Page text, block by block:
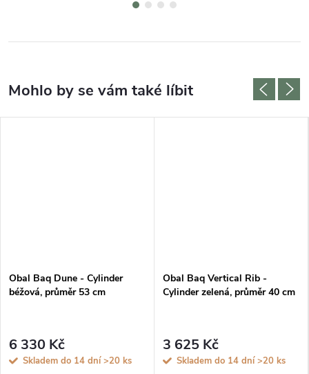
Obal Baq Dune - Cylinder
béžová, průměr 53 cm
6 330 Kč
Skladem do 14 dní>20 ks
Obal Baq Vertical Rib -
Cylinder zelená, průměr 40 cm
3 625 Kč
Skladem do 14 dní>20 ks